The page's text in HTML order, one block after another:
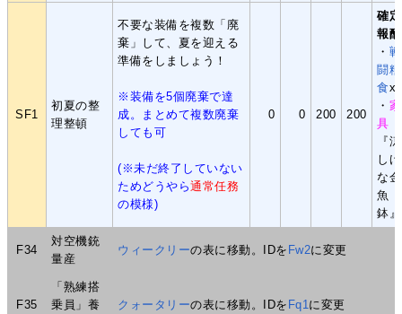
SF1
初夏の整
理整頓
不要な装備を複数「廃
棄」して、夏を迎える
準備をしましょう！
※装備を5個廃棄で達
成。まとめて複数廃棄
しても可
(※未だ終了していない
ためどうやら通常任務
の模様)
0 0 200 200
確定
報酬
・ 戦
闘糧
食x1
・ 家
具
『涼
しげ
な金
魚
鉢』
F34
対空機銃
量産
ウィークリーの表に移動。IDを Fw2に変更
F35
「熟練搭
乗員」養
クォータリーの表に移動。IDを Fq1 に変更